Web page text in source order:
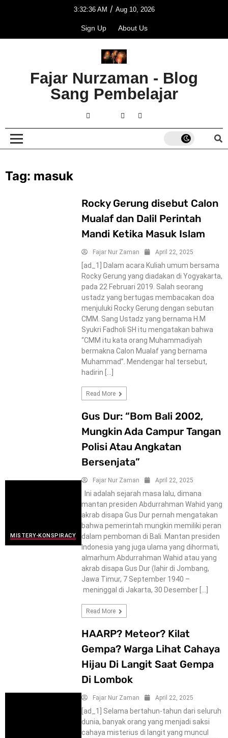
3:32:36 AM / Aug 10, 2026
Sign Up About Us
Fajar Nurzaman - Blog
Sang Pembelajar
Tag: masuk
Rocky Gerung disebut Calon
Mualaf dan Dalil Perintah
Mandi Ketika Masuk Islam
Fajar Nur Zaman April 22, 2025
[ad_1] Dalam acara Kuliah umum bersama
Rocky Gerung yang diadakan di Yogyakarta,
pada 22 Februari 2019. Salah seorang
ustadz yang bertugas membacakan doa
menjuluki Rocky Gerung dengan sebutan
CMM. Sang Ustadz yang bernama H.M
Syukri Fadholi SH itu mengatakan bahwa
“CMM itu kata orang Muhammadiyah
bermakna Calon Mualaf yang bernama
Muhammad”. Mendengar hal tersebut,
hadirin […]
Read More
MISTERY-KONSPIRACY
Gus Dur: “Bom Bali 2002,
Mungkin Ada Campur Tangan
Polisi Atau Angkatan
Bersenjata”
Fajar Nur Zaman April 22, 2025
Ini adalah sejarah masa lalu, dimana
mantan presiden Abdurrahman Wahid yang
akrab disapa Gus Dur pernah mengatakan
bahwa pemerintah mungkin memiliki peran
dalam pemboman di Bali. Mantan presiden
Indonesia yang juga ulama yang dihormati,
almarhum Abdurrahman Wahid atau yang
akrab disapa Gus Dur (lahir di Jombang,
Jawa Timur, 7 September 1940 –
meninggal di Jakarta, 30 Desember […]
Read More
HAARP? Meteor? Kilat
Gempa? Warga Lihat Cahaya
Hijau Di Langit Saat Gempa
Di Lombok
Fajar Nur Zaman April 22, 2025
[ad_1] Selama bertahun-tahun dari seluruh
dunia, banyak orang yang menjadi saksi
cahaya misterius di langit yang muncul